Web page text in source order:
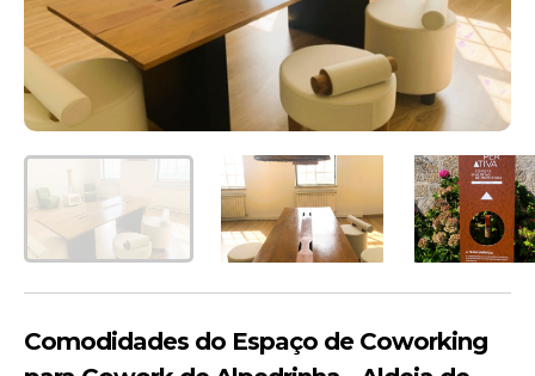
Comodidades do Espaço de Coworking